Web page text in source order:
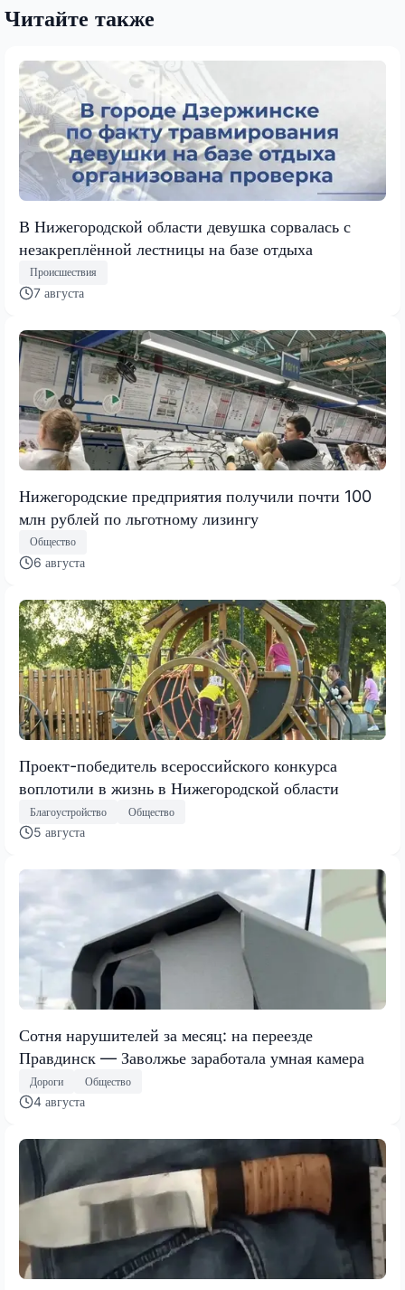
Читайте также
В Нижегородской области девушка сорвалась с
незакреплённой лестницы на базе отдыха
Происшествия
7 августа
Нижегородские предприятия получили почти 100
млн рублей по льготному лизингу
Общество
6 августа
Проект-победитель всероссийского конкурса
воплотили в жизнь в Нижегородской области
Благоустройство Общество
5 августа
Сотня нарушителей за месяц: на переезде
Правдинск — Заволжье заработала умная камера
Дороги Общество
4 августа